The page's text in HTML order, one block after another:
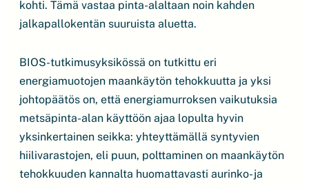
kohti. Tämä vastaa pinta-alaltaan noin kahden
jalkapallokentän suuruista aluetta.
BIOS-tutkimusyksikössä on tutkittu eri
energiamuotojen maankäytön tehokkuutta ja yksi
johtopäätös on, että energiamurroksen vaikutuksia
metsäpinta-alan käyttöön ajaa lopulta hyvin
yksinkertainen seikka: yhteyttämällä syntyvien
hiilivarastojen, eli puun, polttaminen on maankäytön
tehokkuuden kannalta huomattavasti aurinko- ja